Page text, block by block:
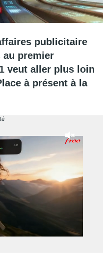
publicitaire
au premier
veut aller plus loin
à présent à la